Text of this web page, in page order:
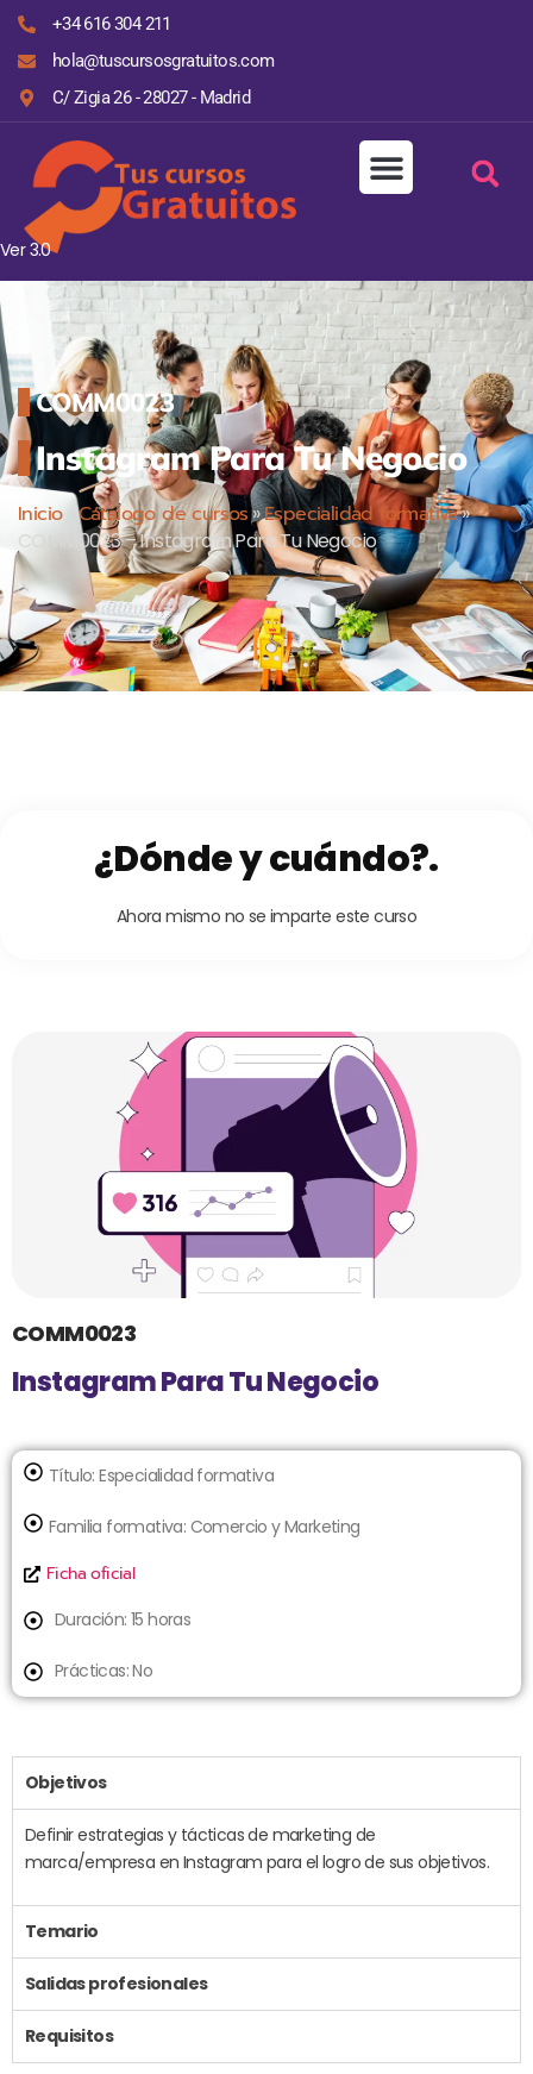
+34 616 304 211
hola@tuscursosgratuitos.com
C/ Zigia 26 - 28027 - Madrid
Ver 3.0
COMM0023
Instagram Para Tu Negocio
Inicio»Cátalogo de cursos»Especialidad formativa»
COMM0023 – Instagram Para Tu Negocio
¿Dónde y cuándo?.
Ahora mismo no se imparte este curso
COMM0023
Instagram Para Tu Negocio
Título:Especialidad formativa
Familia formativa: Comercio y Marketing
Ficha oficial
Duración: 15 horas
Prácticas: No
Objetivos
Definir estrategias y tácticas de marketing de
marca/empresa en Instagram para el logro de sus objetivos.
Temario
Salidas profesionales
Requisitos